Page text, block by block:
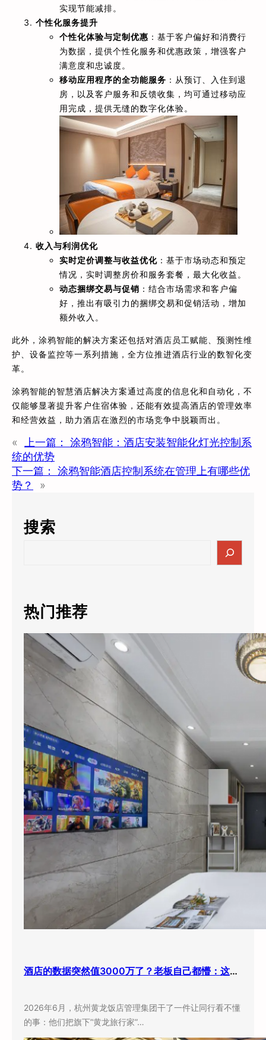
实现节能减排。
个性化服务提升
个性化体验与定制优惠 ：基于客户偏好和消费行
为数据，提供个性化服务和优惠政策，增强客户
满意度和忠诚度。
移动应用程序的全功能服务 ：从预订、入住到退
房，以及客户服务和反馈收集，均可通过移动应
用完成，提供无缝的数字化体验。
收入与利润优化
实时定价调整与收益优化 ：基于市场动态和预定
情况，实时调整房价和服务套餐，最大化收益。
动态捆绑交易与促销 ：结合市场需求和客户偏
好，推出有吸引力的捆绑交易和促销活动，增加
额外收入。
此外，涂鸦智能的解决方案还包括对酒店员工赋能、预测性维
护、设备监控等一系列措施，全方位推进酒店行业的数智化变
革。
涂鸦智能的智慧酒店解决方案通过高度的信息化和自动化，不
仅能够显著提升客户住宿体验，还能有效提高酒店的管理效率
和经营效益，助力酒店在激烈的市场竞争中脱颖而出。
« 上一篇：
涂鸦智能：酒店安装智能化灯光控制系
统的优势
下一篇：
涂鸦智能酒店控制系统在管理上有哪些优
势？
»
搜索
c
h
热门推荐
酒店的数据突然值3000万了？老板自己都懵：这玩意儿还能卖钱？
2026年6月，杭州黄龙饭店管理集团干了一件让同行看不懂
的事：他们把旗下”黄龙旅行家”…